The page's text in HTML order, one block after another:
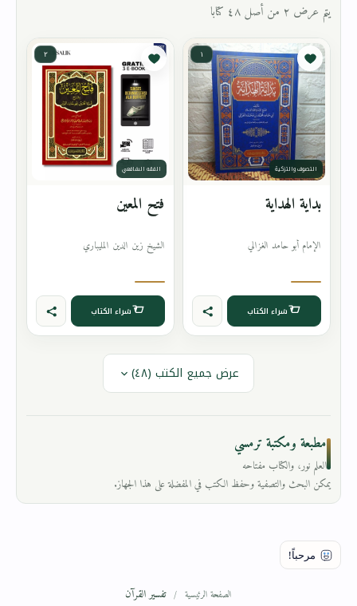
يتم عرض ٢ من أصل ٤٨ كتابا
١
التصوف والتزكية
بداية الهداية
الإمام أبو حامد الغزالي
شراء الكتاب
٢
الفقه الشافعي
فتح المعين
الشيخ زين الدين المليباري
شراء الكتاب
عرض جميع الكتب (٤٨)
مطبعة ومكتبة ترمسي
العلم نور، والكتاب مفتاحه
يمكن البحث والتصفية وحفظ الكتب في المفضلة على هذا الجهاز.
الصفحة الرئيسية تفسير القرآن